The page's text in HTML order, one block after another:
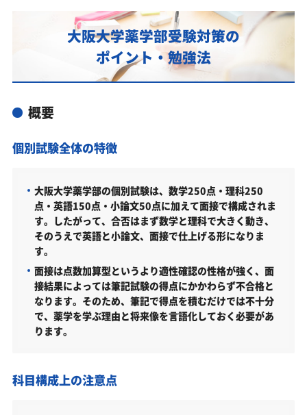
大阪大学薬学部対策カリキュラムのポイント
あなたにピッタリ合った「大阪大学薬学部対策のオ
ーダーメイドカリキュラム」から得られる成果と
い
大阪大学薬学部の入試日程
大阪大学薬学部の入試日程
大阪大学薬学部の受験情報
一般選抜（前期日程）（2026年度）
学校推薦型選抜（2026年度）
大阪大学薬学部はどんなところ？
難易度（前年度の入試結果に基づく指標）
大阪大学薬学部受験対策の
ポイント・勉強法
概要
個別試験全体の特徴
大阪大学薬学部の個別試験は、数学250点・理科250
点・英語150点・小論文50点に加えて面接で構成されま
す。したがって、合否はまず数学と理科で大きく動き、
そのうえで英語と小論文、面接で仕上げる形になりま
す。
面接は点数加算型というより適性確認の性格が強く、面
接結果によっては筆記試験の得点にかかわらず不合格と
なります。そのため、筆記で得点を積むだけでは不十分
で、薬学を学ぶ理由と将来像を言語化しておく必要があ
ります。
科目構成上の注意点